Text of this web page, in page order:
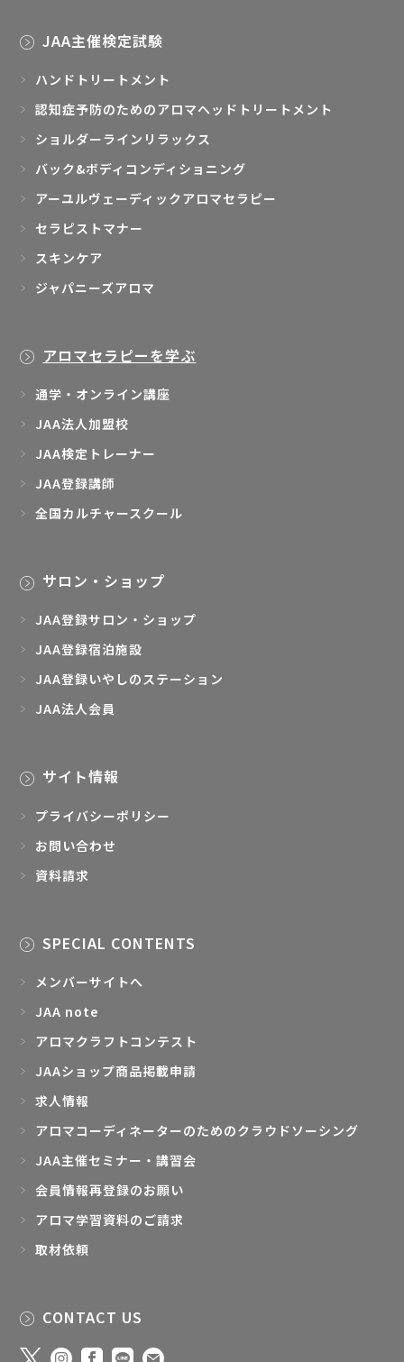
JAA主催検定試験
ハンドトリートメント
認知症予防のためのアロマヘッドトリートメント
ショルダーラインリラックス
バック&ボディコンディショニング
アーユルヴェーディックアロマセラピー
セラピストマナー
スキンケア
ジャパニーズアロマ
アロマセラピーを学ぶ
通学・オンライン講座
JAA法人加盟校
JAA検定トレーナー
JAA登録講師
全国カルチャースクール
サロン・ショップ
JAA登録サロン・ショップ
JAA登録宿泊施設
JAA登録いやしのステーション
JAA法人会員
サイト情報
プライバシーポリシー
お問い合わせ
資料請求
SPECIAL CONTENTS
メンバーサイトへ
JAA note
アロマクラフトコンテスト
JAAショップ商品掲載申請
求人情報
アロマコーディネーターのためのクラウドソーシング
JAA主催セミナー・講習会
会員情報再登録のお願い
アロマ学習資料のご請求
取材依頼
CONTACT US